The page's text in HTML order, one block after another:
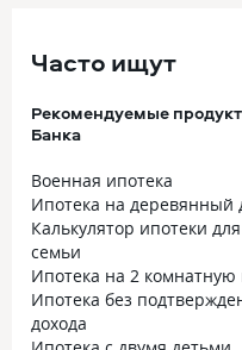
Часто ищут
Рекомендуемые
Банка
Военная ипотека
Ипотека на деревянный
Калькулятор ипотеки
семьи
Ипотека на 2 комнатную
Ипотека без
дохода